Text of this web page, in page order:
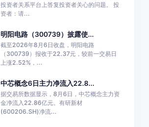
投资者关系平台上答复投资者关心的问题。 投
资者：请...
明阳电路（300739）披露使...
截至2026年8月6日收盘，明阳电路
（300739）报收于22.37元，较前一交易日
上涨2.52%，...
中芯概念6日主力净流入22.8...
据交易所数据显示，8月6日，中芯概念主力资
金净流入22.86亿元。有研新材
(600206.SH)净流...